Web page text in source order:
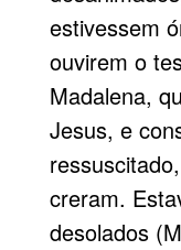
estivessem
ouvirem o
Madalena,
Jesus, e
creram.
desolados